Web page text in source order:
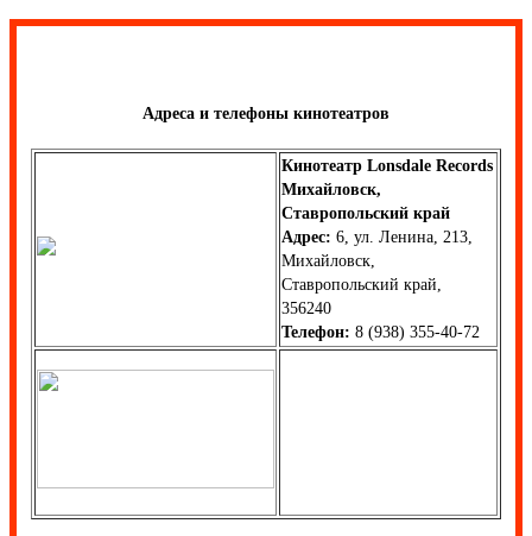
Адреса и телефоны кинотеатров
Кинотеатр Lonsdale Records
Михайловск,
Ставропольский край
Адрес: 6, ул. Ленина, 213,
Михайловск,
Ставропольский край,
356240
Телефон: 8 (938) 355-40-72